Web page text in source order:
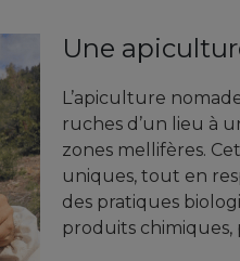
Une
L’apiculture
ruches d’un lieu à
zones mellifères.
uniques, tout en
des pratiques
produits